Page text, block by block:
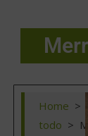
Home >
todo >